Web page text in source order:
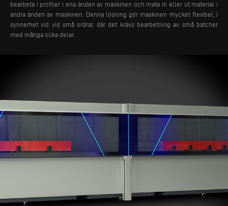
bearbeta i profiler i ena änden av maskinen och mata in eller ut material i
andra änden av maskinen.
Denna lösning gör maskinen mycket flexibel, i
synnerhet vid vid små ordrar, där det krävs bearbetning av små batcher
med många olika delar.